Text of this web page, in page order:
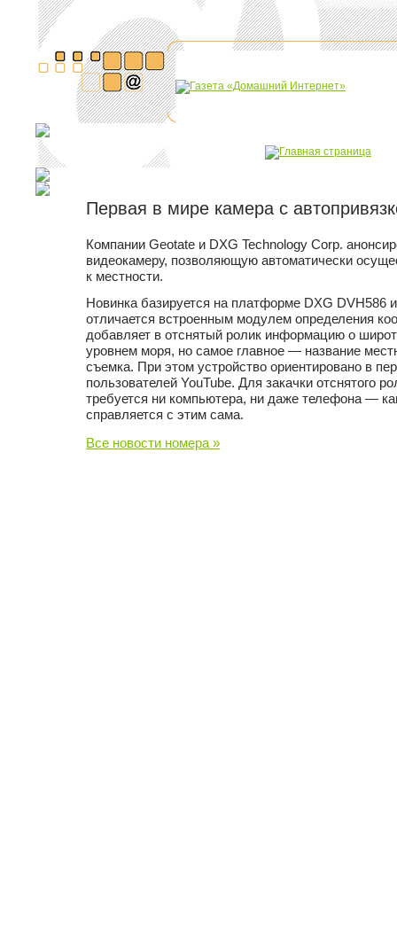
Первая в мире камера с
Компании Geotate и DXG Technology Corp.
видеокамеру, позволяющую автоматически
к местности.
Новинка базируется на платформе DXG DVH586
отличается встроенным модулем определения
добавляет в отснятый ролик информацию о
уровнем моря, но самое главное — название
съемка. При этом устройство ориентировано в
пользователей YouTube. Для закачки отснятого
требуется ни компьютера, ни даже телефона —
справляется с этим сама.
Все новости номера »